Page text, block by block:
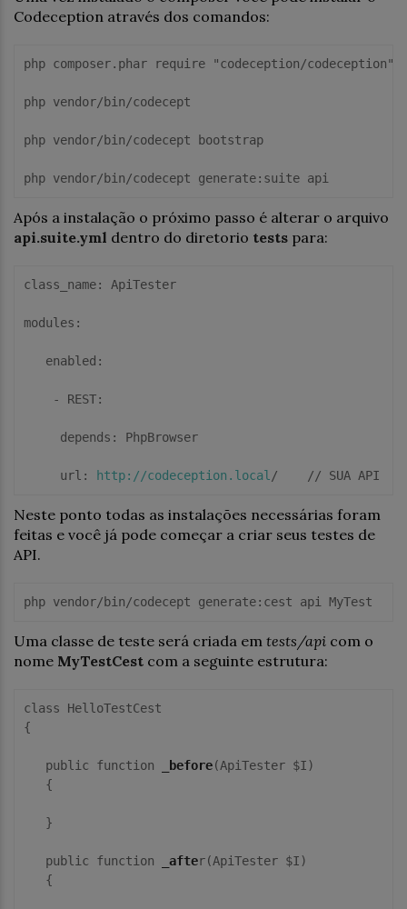
Codeception através dos comandos:
php composer.phar require "codeception/codeception"
php vendor/bin/codecept
php vendor/bin/codecept bootstrap
php vendor/bin/codecept generate:suite api
Após a instalação o próximo passo é alterar o arquivo
api.suite.yml dentro do diretorio tests para:
class_name: ApiTester
modules:
   enabled:
    - REST:
     depends: PhpBrowser
     url:
http://codeception.local /    // SUA API
Neste ponto todas as instalações necessárias foram
feitas e você já pode começar a criar seus testes de
API.
php vendor/bin/codecept generate:cest api MyTest
Uma classe de teste será criada em tests/api com o
nome MyTestCest com a seguinte estrutura:
class HelloTestCest
{
   public function
_before(ApiTester $I)
   {
   }
   public function
_after(ApiTester $I)
   {